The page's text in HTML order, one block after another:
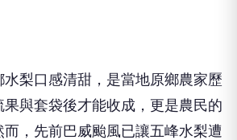
梨口感清甜，是當地原鄉農家歷
與套袋後才能收成，更是農民的
，先前巴威颱風已讓五峰水梨遭